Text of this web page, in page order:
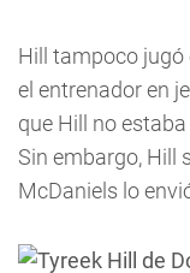
Hill tampoco jugó
el entrenador en
que Hill no
Sin embargo, Hill
McDaniels lo